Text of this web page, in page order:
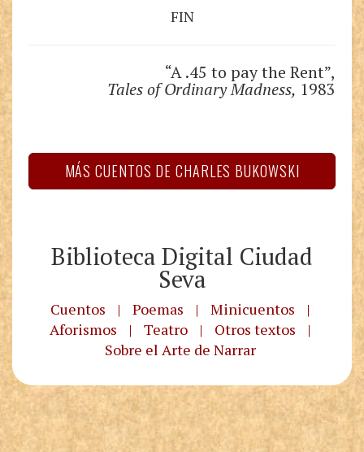
FIN
“A .45 to pay the Rent”,
Tales of Ordinary Madness, 1983
MÁS CUENTOS DE CHARLES BUKOWSKI
Biblioteca Digital Ciudad
Seva
Cuentos | Poemas | Minicuentos
|
Aforismos
| Teatro | Otros textos
|
Sobre el Arte de Narrar